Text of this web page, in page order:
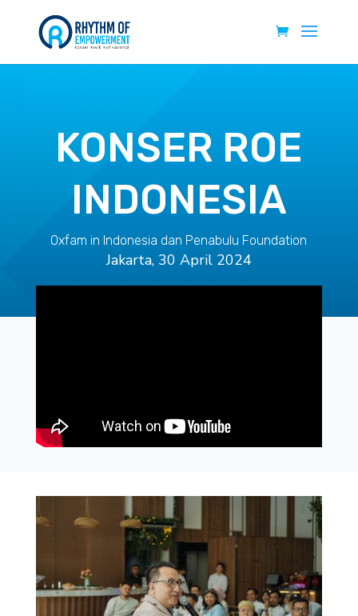
KONSER ROE
INDONESIA
Oxfam in Indonesia dan Penabulu Foundation
Jakarta, 30 April 2024